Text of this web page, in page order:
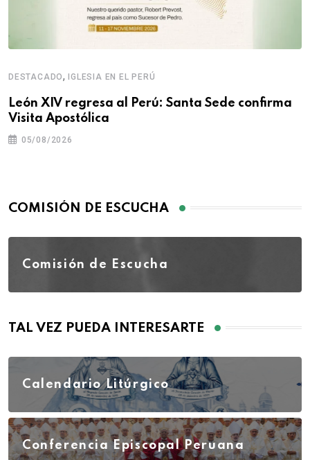
DESTACADO,IGLESIA EN EL PERÚ
León XIV regresa al Perú: Santa Sede confirma
Visita Apostólica
05/08/2026
COMISIÓN DE ESCUCHA
Comisión de Escucha
TAL VEZ PUEDA INTERESARTE
Calendario Litúrgico
Conferencia Episcopal Peruana